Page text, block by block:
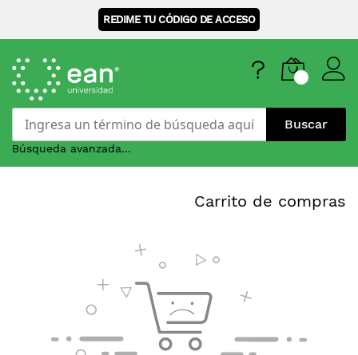
REDIME TU CÓDIGO DE ACCESO
Buscar
Búsqueda avanzada...
Carrito de compras